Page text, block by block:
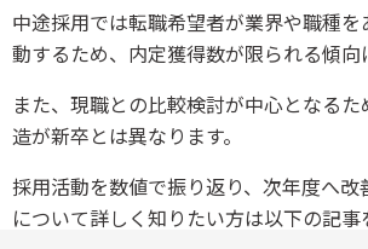
中途採用では転職希望者が業界や職種
動するため、内定獲得数が限られる傾向
また、現職との比較検討が中心となる
造が新卒とは異なります。
採用活動を数値で振り返り、次年度へ改
について詳しく知りたい方は以下の記事